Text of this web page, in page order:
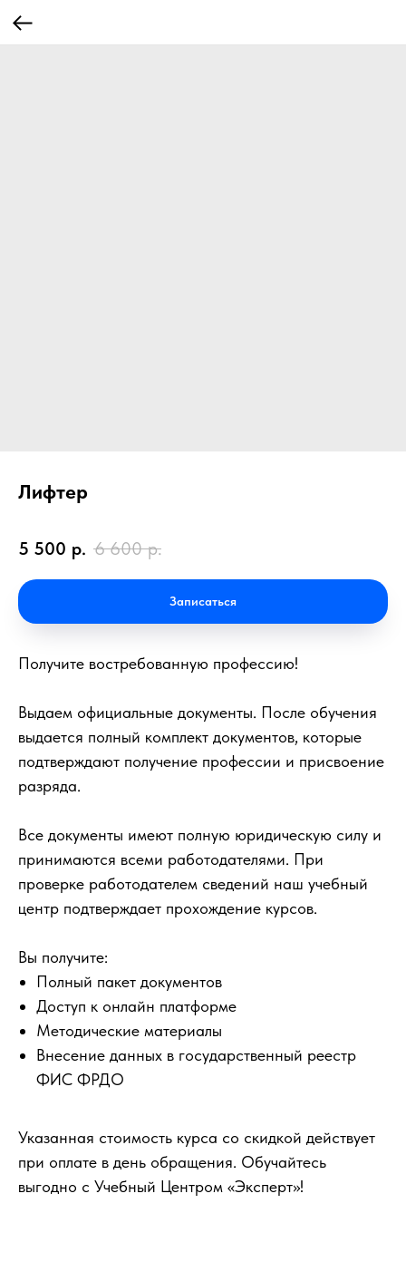
Лифтер
5 500 р. 6 600 р.
Записаться
Получите востребованную профессию!
Выдаем официальные документы. После обучения
выдается полный комплект документов, которые
подтверждают получение профессии и присвоение
разряда.
Все документы имеют полную юридическую силу и
принимаются всеми работодателями. При
проверке работодателем сведений наш учебный
центр подтверждает прохождение курсов.
Вы получите:
Полный пакет документов
Доступ к онлайн платформе
Методические материалы
Внесение данных в государственный реестр
ФИС ФРДО
Указанная стоимость курса со скидкой действует
при оплате в день обращения. Обучайтесь
выгодно с Учебный Центром «Эксперт»!